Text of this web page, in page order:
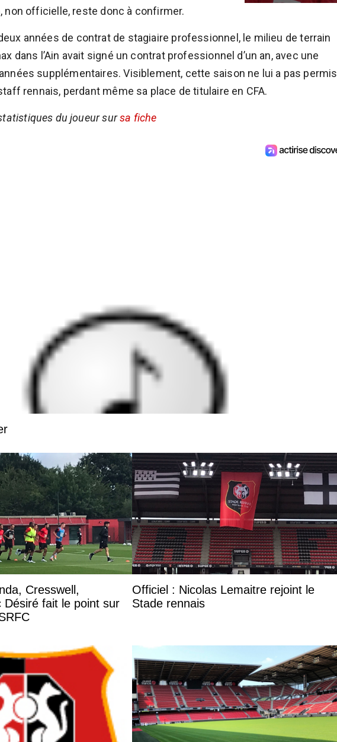
non officielle, reste donc à confirmer.
années de contrat de stagiaire professionnel, le milieu de terrain
dans l’Ain avait signé un contrat professionnel d’un an, avec une
supplémentaires. Visiblement, cette saison ne lui a pas permis
rennais, perdant même sa place de titulaire en CFA.
du joueur sursa fiche
Cresswell,
Désiré fait le point sur
Officiel : Nicolas Lemaitre rejoint le
Stade rennais